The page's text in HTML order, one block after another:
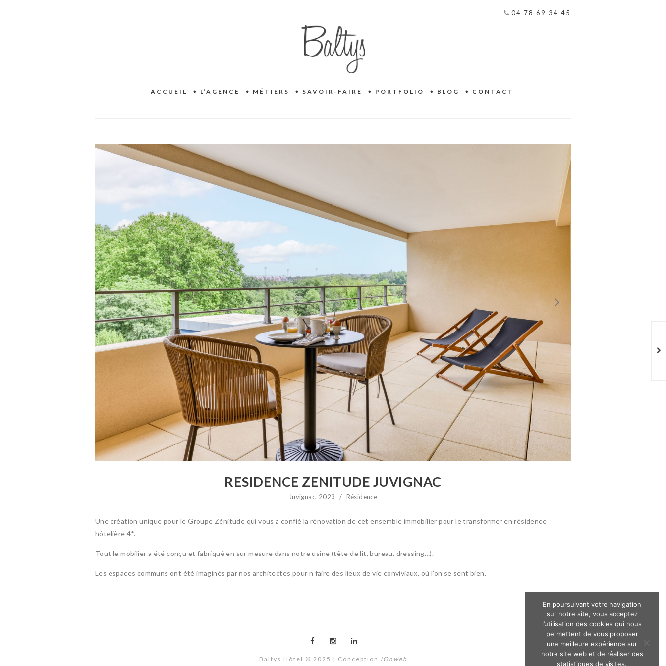
04 78 69 34 45
ACCUEIL L’AGENCE MÉTIERS SAVOIR-FAIRE PORTFOLIO BLOG CONTACT
RESIDENCE ZENITUDE JUVIGNAC
Juvignac, 2023 / Résidence
Une création unique pour le Groupe Zénitude qui vous a confié la rénovation de cet ensemble immobilier pour le transformer en résidence
hôtelière 4*.
Tout le mobilier a été conçu et fabriqué en sur mesure dans notre usine (tête de lit, bureau, dressing…).
Les espaces communs ont été imaginés par nos architectes pour n faire des lieux de vie conviviaux, où l’on se sent bien.
Baltys Hôtel © 2025 | Conception iOnweb
En poursuivant votre navigation
sur notre site, vous acceptez
l’utilisation des cookies qui nous
permettent de vous proposer
une meilleure expérience sur
notre site web et de réaliser des
statistiques de visites.